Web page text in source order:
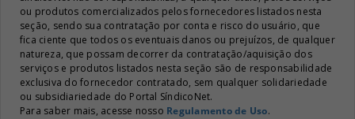
ou produtos comercializados pelos fornecedores listados nesta
seção, sendo sua contratação por conta e risco do usuário, que
fica ciente que todos os eventuais danos ou prejuízos, de qualquer
natureza, que possam decorrer da contratação/aquisição dos
serviços e produtos listados nesta seção são de responsabilidade
exclusiva do fornecedor contratado, sem qualquer solidariedade
ou subsidiariedade do Portal SíndicoNet.
Para saber mais, acesse nosso Regulamento de Uso.